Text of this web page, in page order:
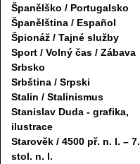
Španělško / Portugalsko
Španělština / Español
Špionáž / Tajné služby
Sport / Volný čas / Zábava
Srbsko
Srbština / Srpski
Stalin / Stalinismus
Stanislav Duda - grafika,
ilustrace
Starověk / 4500 př. n. l. – 7.
stol. n. l.